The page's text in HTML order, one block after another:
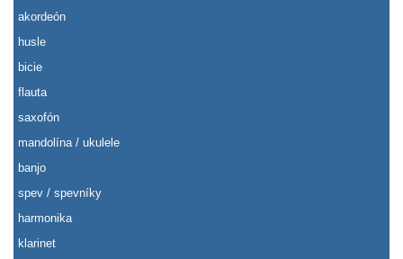
akordeón
husle
bicie
flauta
saxofón
mandolína / ukulele
banjo
spev / spevníky
harmonika
klarinet